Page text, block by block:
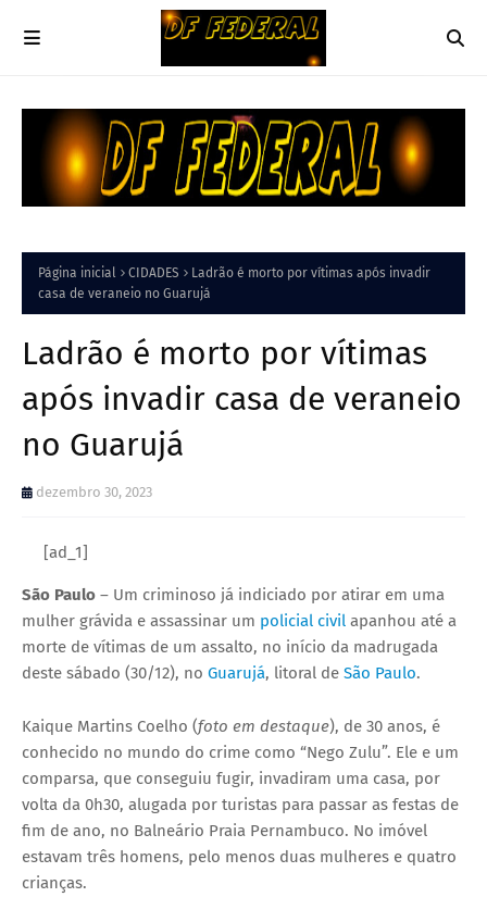
Página inicial CIDADES
Ladrão é morto por vítimas após invadir
casa de veraneio no Guarujá
Ladrão é morto por vítimas
após invadir casa de veraneio
no Guarujá
dezembro 30, 2023
[ad_1]
São Paulo – Um criminoso já indiciado por atirar em uma
mulher grávida e assassinar um policial civil apanhou até a
morte de vítimas de um assalto, no início da madrugada
deste sábado (30/12), no Guarujá, litoral de São Paulo.
Kaique Martins Coelho (foto em destaque), de 30 anos, é
conhecido no mundo do crime como “Nego Zulu”. Ele e um
comparsa, que conseguiu fugir, invadiram uma casa, por
volta da 0h30, alugada por turistas para passar as festas de
fim de ano, no Balneário Praia Pernambuco. No imóvel
estavam três homens, pelo menos duas mulheres e quatro
crianças.